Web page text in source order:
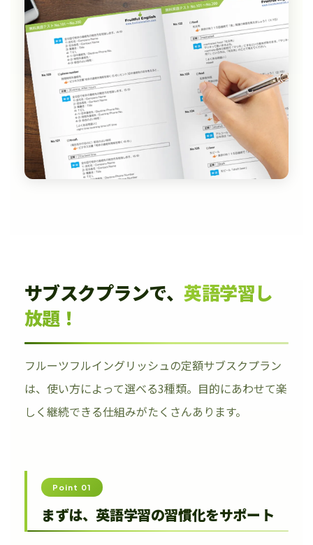
サブスクプランで、 英語学習し
放題！
フルーツフルイングリッシュの定額サブスクプラン
は、使い方によって選べる3種類。目的にあわせて楽
しく継続できる仕組みがたくさんあります。
Point 01
まずは、英語学習の習慣化をサポート